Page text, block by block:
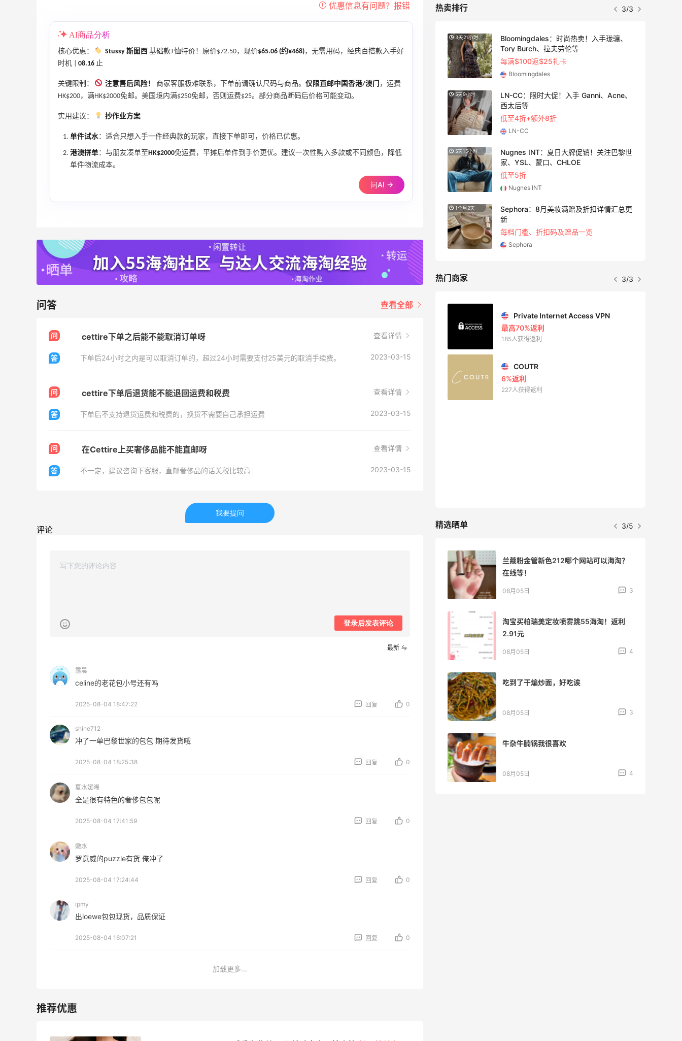
AI商品分析
核心优惠： Stussy 斯图西 基础款T恤特价！原价$72.50，现价$65.06 (约¥468)，无需用码，经典百搭款入手好
时机 | 08.16 止
关键限制： 注意售后风险！ 商家客服极难联系，下单前请确认尺码与商品。 仅限直邮中国香港/澳门
，运费
HK$200，满HK$2000免邮。美国境内满$250免邮，否则运费$25。部分商品断码后价格可能变动。
实用建议： 抄作业方案
单件试水：适合只想入手一件经典款的玩家，直接下单即可，价格已优惠。
港澳拼单：与朋友凑单至HK$2000免运费，平摊后单件到手价更优。建议一次性购入多款或不同颜色，降低
单件物流成本。
问AI →
问答 查看全部
问 cettire下单之后能不能取消订单呀 查看详情
答 下单后24小时之内是可以取消订单的，超过24小时需要支付25美元的取消手续费。 2023-03-15
问 cettire下单后退货能不能退回运费和税费 查看详情
答 下单后不支持退货运费和税费的，换货不需要自己承担运费 2023-03-15
问 在Cettire上买奢侈品能不能直邮呀 查看详情
答 不一定，建议咨询下客服，直邮奢侈品的话关税比较高 2023-03-15
我要提问
评论
登录后发表评论
最新
露晨
celine的老花包小号还有吗
2025-08-04 18:47:22 回复 0
shine712
冲了一单巴黎世家的包包 期待发货哦
2025-08-04 18:25:38 回复 0
夏水媛晞
全是很有特色的奢侈包包呢
2025-08-04 17:41:59 回复 0
嫩水
罗意威的puzzle有货 俺冲了
2025-08-04 17:24:44 回复 0
ipmy
出loewe包包现货，品质保证
2025-08-04 16:07:21 回复 0
加载更多...
热卖排行 3/3
adidas HK：精选正价产品促销！入球
衣、金属银跆拳道鞋等
2件8折 叠加满HK$1800-100
Eraldo：折扣区服饰鞋包清仓 选购巴黎世
低至5折
Eraldo
Diesel Europe：折扣区上新热卖！入手包
袋、服饰、鞋履等
Maje US
低至2折 千鸟格连衣裙$95
4天9小时
【55专享】Base Blu：时尚上新热卖 关注
8天9小时
Antonioli：时尚上新热卖 关注 ACNE
3天21小时
Bloomingdales：时尚热卖！入手珑骧、
Tory Burch、拉夫劳伦等
每满$100返$25礼卡
Bloomingdales
5天9小时
LN-CC：限时大促！入手 Ganni、Acne、
西太后等
低至4折+额外8折
LN-CC
5天15小时
Nugnes INT：夏日大牌促销！关注巴黎世
家、YSL、蒙口、CHLOE
低至5折
Nugnes INT
1个月2天
Sephora：8月美妆满赠及折扣详情汇总更
新
每档门槛、折扣码及赠品一览
Sephora
热门商家 3/3
6006人成功下单
53人获得返利
Eileen Fisher
Matte Collection
Private Internet Access VPN
最高70%返利
185人获得返利
COUTR
6%返利
227人获得返利
精选晒单 3/5
Bobbi Brown美网2026黑五海淘活动什
户外运动防-晒｜蜜丝婷开挂摇摇乐实测
Evelom卸妆膏--卸妆膏中的“爱马仕”
FWRD美网2026黑五海淘活动什么时候
兰蔻粉金管新色212哪个网站可以海淘？
在线等！
08月05日 3
淘宝买柏瑞美定妆喷雾跳55海淘！返利
2.91元
08月05日 4
吃到了干煸炒面，好吃诶
08月05日 3
牛杂牛腩锅我很喜欢
08月05日 4